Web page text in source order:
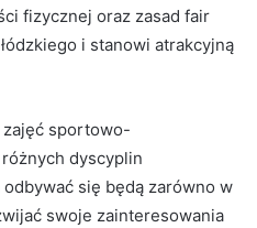
fizycznej oraz zasad fair
i stanowi atrakcyjną
zajęć sportowo-
dyscyplin
się będą zarówno w
swoje zainteresowania